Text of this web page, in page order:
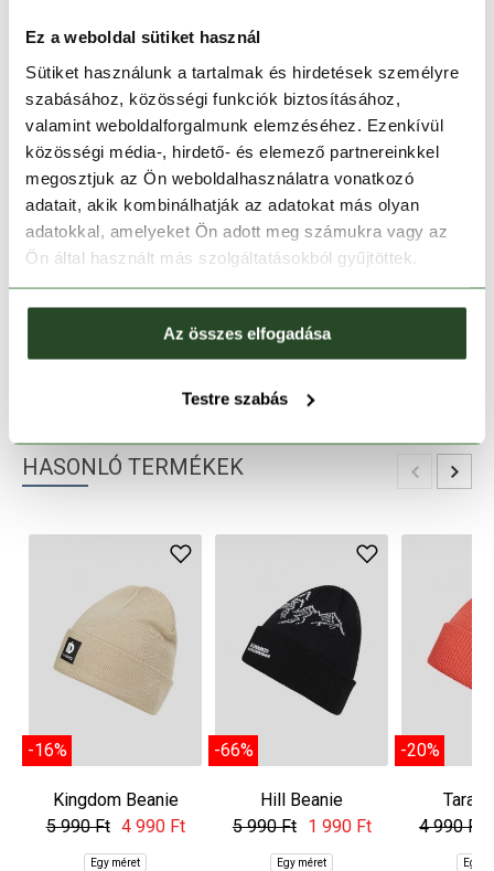
Ez a weboldal sütiket használ
Sütiket használunk a tartalmak és hirdetések személyre
szabásához, közösségi funkciók biztosításához,
valamint weboldalforgalmunk elemzéséhez. Ezenkívül
közösségi média-, hirdető- és elemező partnereinkkel
megosztjuk az Ön weboldalhasználatra vonatkozó
adatait, akik kombinálhatják az adatokat más olyan
adatokkal, amelyeket Ön adott meg számukra vagy az
Ön által használt más szolgáltatásokból gyűjtöttek.
Az összes elfogadása
Testre szabás
TERMÉKLEÍRÁS
TERMÉK RÉSZLETEK
Kosárba teszem
Melyik üzletben elérhető|Foglalás
30 napos visszaküldés
1-2 munkanapos szállítás
HASONLÓ TERMÉKEK
-16%
Kingdom Beanie
5 990 Ft 4 990 Ft
Egy méret
-66%
Hill Beanie
5 990 Ft 1 990 Ft
Egy méret
-20%
Tara
4 990 Ft
Egy